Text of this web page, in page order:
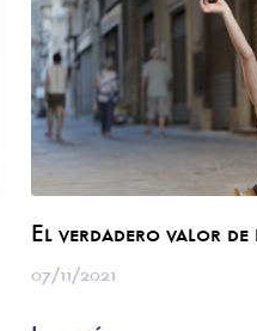
El verdadero valor de
07/11/2021